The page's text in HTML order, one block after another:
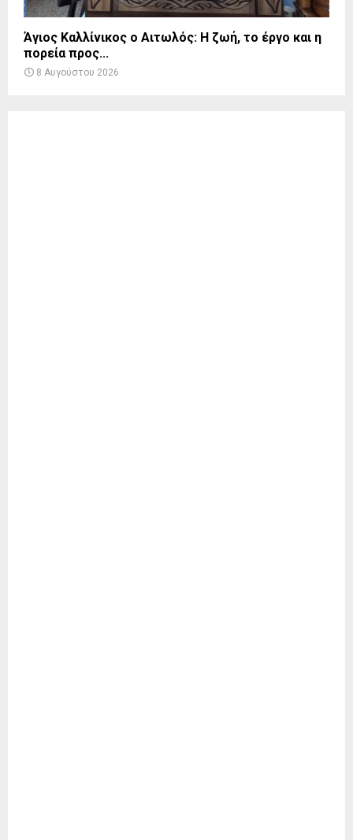
Άγιος Καλλίνικος ο Αιτωλός: Η ζωή, το έργο και η
πορεία προς...
8 Αυγούστου 2026